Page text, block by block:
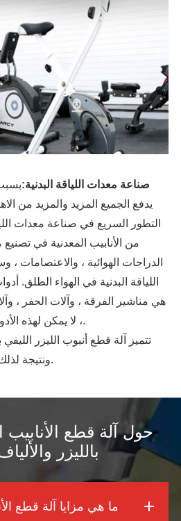
صناعة معدات اللياقة البدنية:
يدفع الجميع المزيد والمزيد من
التطور السريع في صناعة معدات
من الأنابيب المعدنية في تصنيع
الدراجات الهوائية ، والاعتصامات
اللياقة البدنية في الهواء الطلق.
هي مناشير الفرقة ، وآلات الحفر ،
، لا يمكن لهذه الأدوات ضمان الدقة أو الكفاءة.
تتميز آلة قطع أنبوب الليزر الليفي
ونتيجة لذلك ، أصبح الخيار الأول للتجار.
بالليزر
ما هي مزايا آلة قطع